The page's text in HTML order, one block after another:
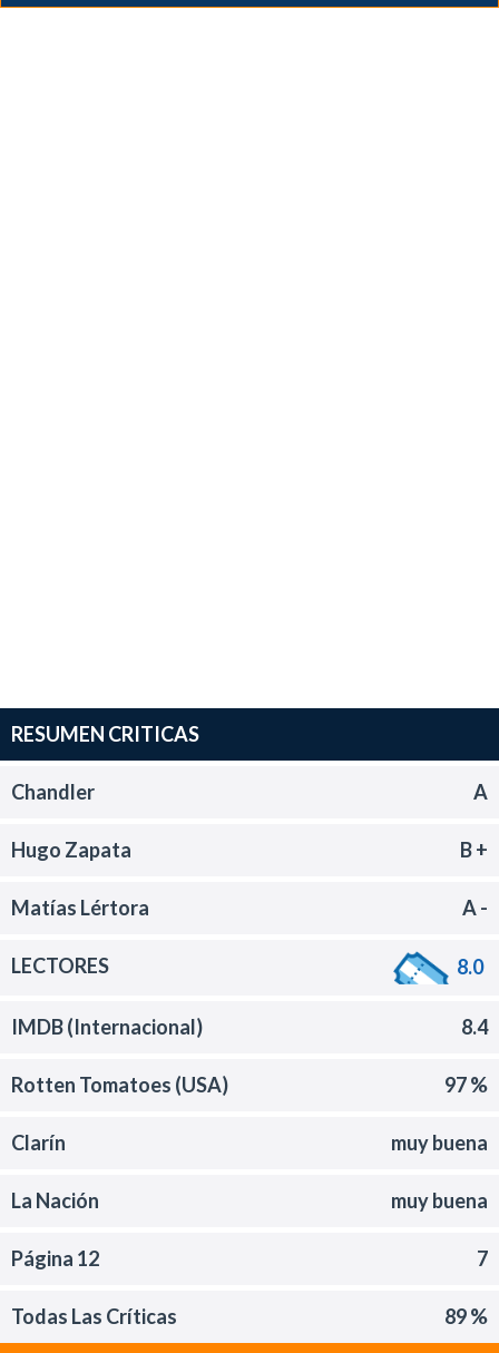
RESUMEN CRITICAS
Chandler A
Hugo Zapata B +
Matías Lértora A -
LECTORES 8.0
IMDB (Internacional) 8.4
Rotten Tomatoes (USA) 97 %
Clarín muy buena
La Nación muy buena
Página 12 7
Todas Las Críticas 89 %